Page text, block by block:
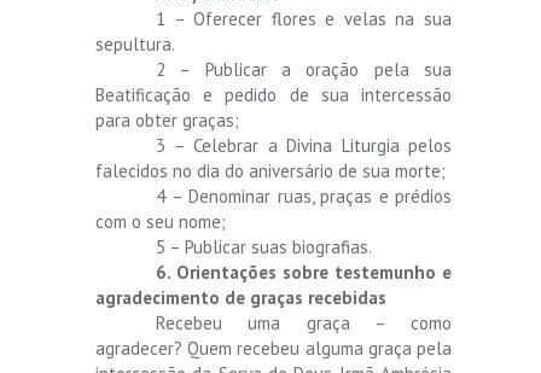
1 – Oferecer flores e velas na sua
sepultura.
2 – Publicar a oração pela sua
Beatificação e pedido de sua intercessão
para obter graças;
3 – Celebrar a Divina Liturgia pelos
falecidos no dia do aniversário de sua morte;
4 – Denominar ruas, praças e prédios
com o seu nome;
5 – Publicar suas biografias.
6. Orientações sobre testemunho e
agradecimento de graças recebidas
Recebeu uma graça – como
agradecer? Quem recebeu alguma graça pela